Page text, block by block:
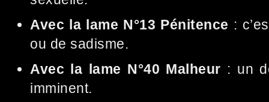
Avec la lame N°13 Pénitence :
ou de sadisme.
Avec la lame N°40 Malheur : un
imminent.